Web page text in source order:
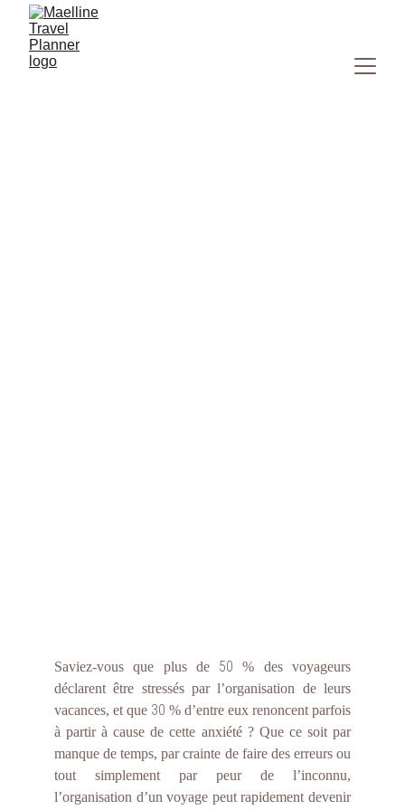
Saviez-vous que plus de 50 % des voyageurs
déclarent être stressés par l’organisation de leurs
vacances, et que 30 % d’entre eux renoncent parfois
à partir à cause de cette anxiété ? Que ce soit par
manque de temps, par crainte de faire des erreurs ou
tout simplement par peur de l’inconnu,
l’organisation d’un voyage peut rapidement devenir